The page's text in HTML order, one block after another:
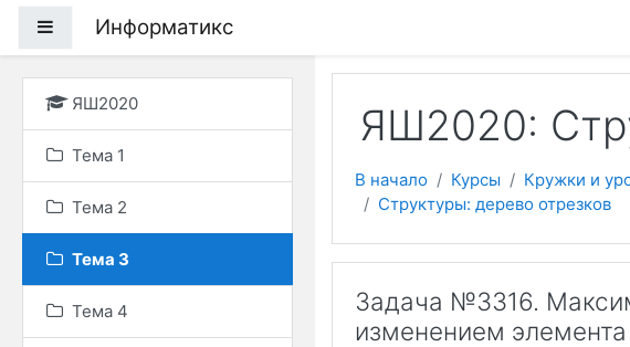
Боковая панель
Информатикс
ЯШ2020
Тема 1
Тема 2
Тема 3
Тема 4
ЯШ2020:
В начало Курсы Кружки и
Структуры: дерево отрезков
Задача №3316.
изменением элемента